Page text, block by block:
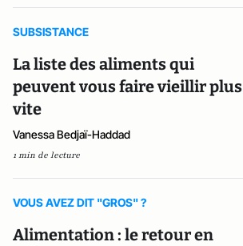
SUBSISTANCE
La liste des aliments qui
peuvent vous faire vieillir plus
vite
Vanessa Bedjaï-Haddad
1 min de lecture
VOUS AVEZ DIT "GROS" ?
Alimentation : le retour en